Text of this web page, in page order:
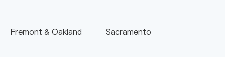
Fremont & Oakland Sacramento